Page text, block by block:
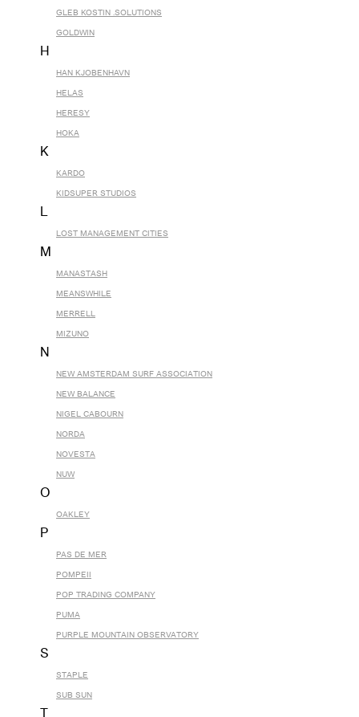
GLEB KOSTIN .SOLUTIONS
GOLDWIN
H
HAN KJOBENHAVN
HELAS
HERESY
HOKA
K
KARDO
KIDSUPER STUDIOS
L
LOST MANAGEMENT CITIES
M
MANASTASH
MEANSWHILE
MERRELL
MIZUNO
N
NEW AMSTERDAM SURF ASSOCIATION
NEW BALANCE
NIGEL CABOURN
NORDA
NOVESTA
NUW
O
OAKLEY
P
PAS DE MER
POMPEII
POP TRADING COMPANY
PUMA
PURPLE MOUNTAIN OBSERVATORY
S
STAPLE
SUB SUN